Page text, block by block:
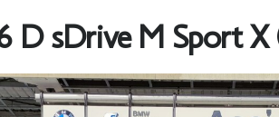
D sDrive M Sport